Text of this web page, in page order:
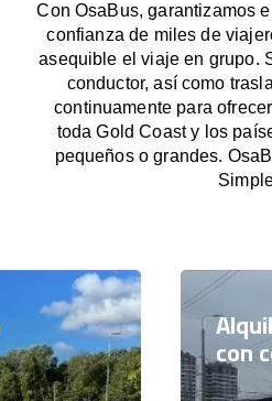
Con OsaBus, garantizamos
confianza de miles de
asequible el viaje en grupo.
conductor, así como
continuamente para
toda Gold Coast y los
pequeños o grandes.
con